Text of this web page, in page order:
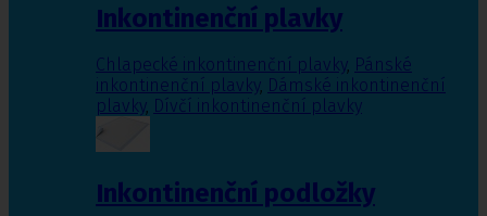
Inkontinenční plavky
Chlapecké inkontinenční plavky, Pánské
inkontinenční plavky, Dámské inkontinenční
plavky, Dívčí inkontinenční plavky
Inkontinenční podložky